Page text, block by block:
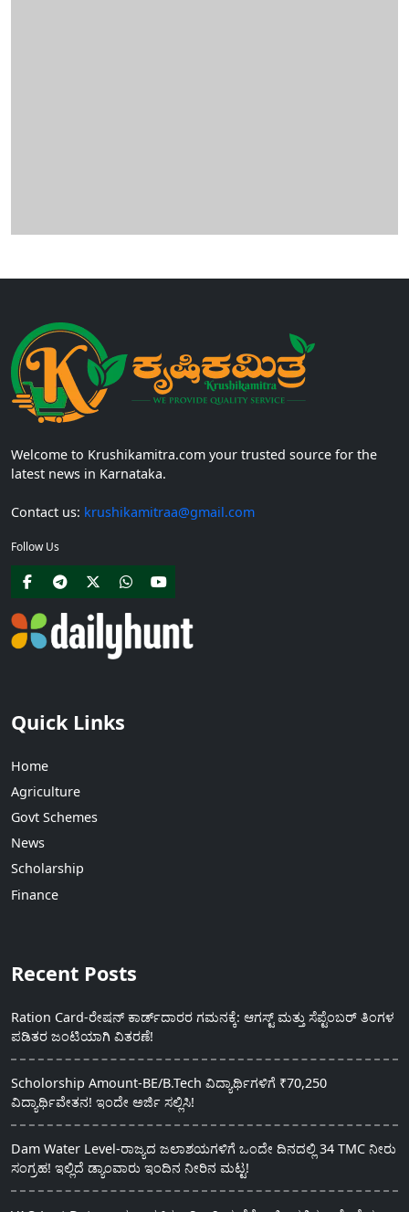
Welcome to Krushikamitra.com your trusted source for the
latest news in Karnataka.
Contact us: krushikamitraa@gmail.com
Follow Us
Quick Links
Home
Agriculture
Govt Schemes
News
Scholarship
Finance
Recent Posts
Ration Card-ರೇಷನ್ ಕಾರ್ಡ್‍ದಾರರ ಗಮನಕ್ಕೆ: ಆಗಸ್ಟ್ ಮತ್ತು ಸೆಪ್ಟೆಂಬರ್ ತಿಂಗಳ
ಪಡಿತರ ಜಂಟಿಯಾಗಿ ವಿತರಣೆ!
Scholorship Amount-BE/B.Tech ವಿದ್ಯಾರ್ಥಿಗಳಿಗೆ ₹70,250
ವಿದ್ಯಾರ್ಥಿವೇತನ! ಇಂದೇ ಅರ್ಜಿ ಸಲ್ಲಿಸಿ!
Dam Water Level-ರಾಜ್ಯದ ಜಲಾಶಯಗಳಿಗೆ ಒಂದೇ ದಿನದಲ್ಲಿ 34 TMC ನೀರು
ಸಂಗ್ರಹ! ಇಲ್ಲಿದೆ ಡ್ಯಾಂವಾರು ಇಂದಿನ ನೀರಿನ ಮಟ್ಟ!